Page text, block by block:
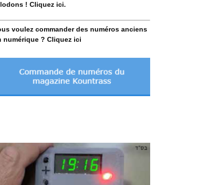
! Cliquez ici.
voulez commander des numéros anciens
numérique ? Cliquez ici